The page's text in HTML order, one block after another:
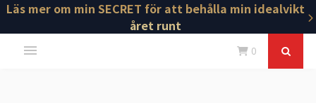
Läs mer om min SECRET för att behålla min idealvikt
året runt
0